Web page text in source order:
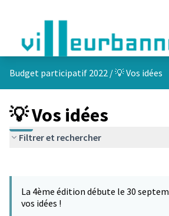
Budget participatif 2022 /💡 Vos idées
💡 Vos idées
Filtrer et rechercher
−
La 4ème édition débute le 30
vos idées !